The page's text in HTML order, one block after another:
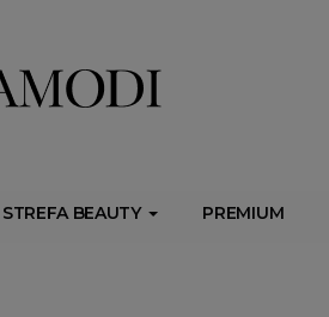
STREFA BEAUTY PREMIUM